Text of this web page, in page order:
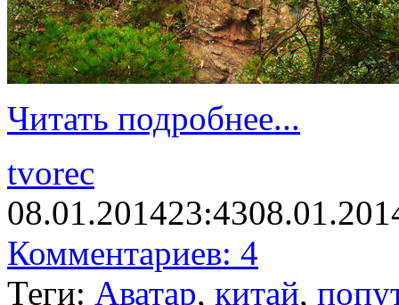
Читать подробнее...
tvorec
08.01.201423:43
Комментариев: 4
Теги: Аватар, китай,